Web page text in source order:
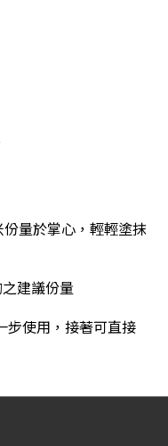
量於掌心，輕輕塗抹
建議份量
步使用，接著可直接